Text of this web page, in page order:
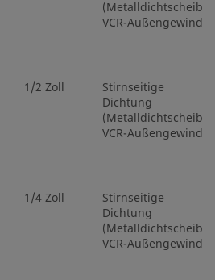
(Metalldichtscheibe)
VCR-Außengewinde
1/2 Zoll
Stirnseitige
Dichtung
(Metalldichtscheibe)
VCR-Außengewinde
1/4 Zoll
Stirnseitige
Dichtung
(Metalldichtscheibe)
VCR-Außengewinde